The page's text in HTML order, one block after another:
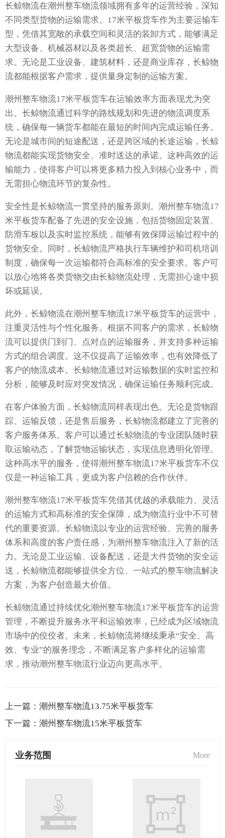
长鲸物流在潮州整车物流领域拥有多年的运营经验，深知
不同类型货物的运输需求。17米平板货车作为主要运输车
型，凭借其宽敞的承载空间和灵活的装卸方式，能够满足
大型设备、机械器材以及各类超长、超宽货物的运输需
求。无论是工业设备、建筑材料，还是商业库存，长鲸物
流都能根据客户需求，提供量身定制的运输方案。
潮州整车物流17米平板货车在运输效率方面表现尤为突
出。长鲸物流通过科学的路线规划和先进的物流调度系
统，确保每一辆货车都能在最短的时间内完成运输任务。
无论是城市间的短途配送，还是跨区域的长途运输，长鲸
物流都能实现货物安全、准时送达的承诺。这种高效的运
输能力，使得客户可以将更多精力投入到核心业务中，而
无需担心物流环节的复杂性。
安全性是长鲸物流一贯坚持的服务原则。潮州整车物流17
米平板货车配备了先进的安全设施，包括货物固定装置、
防滑车板以及实时监控系统，能够有效保障运输过程中的
货物安全。同时，长鲸物流严格执行车辆维护和司机培训
制度，确保每一次运输都符合高标准的安全要求。客户可
以放心地将各类货物交由长鲸物流处理，无需担心途中损
坏或延误。
此外，长鲸物流在潮州整车物流17米平板货车的运营中，
注重灵活性与个性化服务。根据不同客户的需求，长鲸物
流可以提供门到门、点对点的运输服务，并支持多种运输
方式的组合调度。这不仅提高了运输效率，也有效降低了
客户的物流成本。长鲸物流通过对运输数据的实时监控和
分析，能够及时应对突发情况，确保运输任务顺利完成。
在客户体验方面，长鲸物流同样表现出色。无论是货物跟
踪、运输反馈，还是售后服务，长鲸物流都建立了完善的
客户服务体系。客户可以通过长鲸物流的专业团队随时获
取运输动态，了解货物运输状态，实现信息透明化管理。
这种高水平的服务，使得潮州整车物流17米平板货车不仅
仅是一种运输工具，更成为客户信赖的合作伙伴。
潮州整车物流17米平板货车凭借其优越的承载能力、灵活
的运输方式和高标准的安全保障，成为物流行业中不可替
代的重要资源。长鲸物流以专业的运营经验、完善的服务
体系和高度的客户责任感，为潮州整车物流注入了新的活
力。无论是工业运输、设备配送，还是大件货物的安全运
送，长鲸物流都能够提供全方位、一站式的整车物流解决
方案，为客户创造最大价值。
长鲸物流通过持续优化潮州整车物流17米平板货车的运营
管理，不断提升服务水平和运输效率，已经成为区域物流
市场中的佼佼者。未来，长鲸物流将继续秉承“安全、高
效、专业”的服务理念，不断满足客户多样化的运输需
求，推动潮州整车物流行业迈向更高水平。
上一篇： 潮州整车物流13.75米平板货车
下一篇： 潮州整车物流15米平板货车
业务范围 More